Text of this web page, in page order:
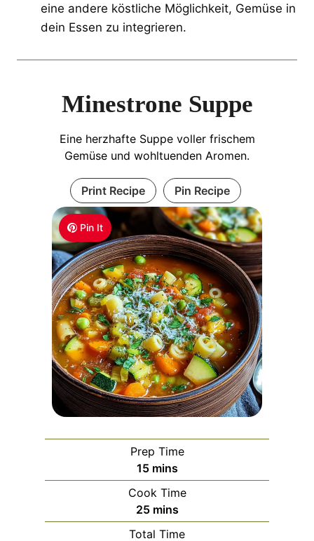
eine andere köstliche Möglichkeit, Gemüse in
dein Essen zu integrieren.
Pin It
Minestrone Suppe
Eine herzhafte Suppe voller frischem
Gemüse und wohltuenden Aromen.
Print Recipe Pin Recipe
Prep Time
15m
i
n
u
t
mins
Cook Time
25m
i
mins
Total Time